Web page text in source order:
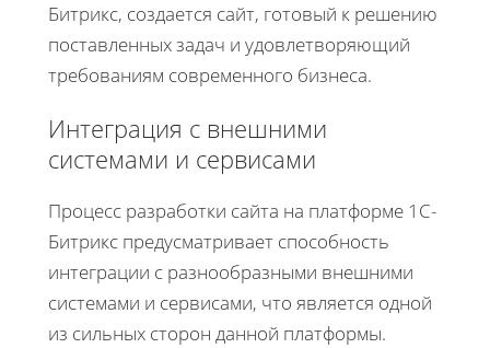
Битрикс, создается сайт, готовый к решению
поставленных задач и удовлетворяющий
требованиям современного бизнеса.
Интеграция с внешними
системами и сервисами
Процесс разработки сайта на платформе 1С-
Битрикс предусматривает способность
интеграции с разнообразными внешними
системами и сервисами, что является одной
из сильных сторон данной платформы.